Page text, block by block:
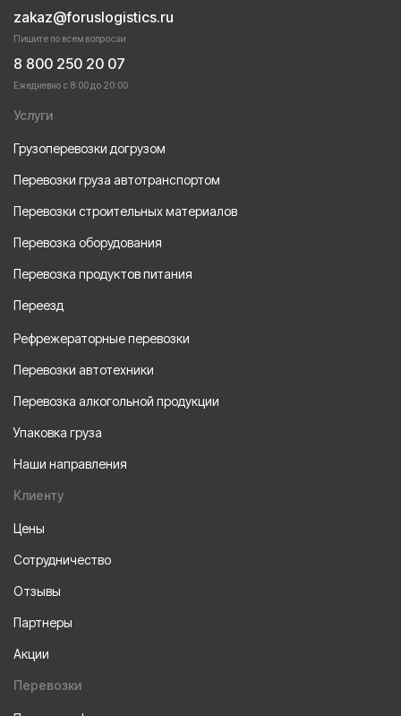
zakaz@foruslogistics.ru
Пишите по всем вопросаи
8 800 250 20 07
Ежедневно с 8:00 до 20:00
Услуги
Грузоперевозки догрузом
Перевозки груза автотранспортом
Перевозки строительных материалов
Перевозка оборудования
Перевозка продуктов питания
Переезд
Рефрежераторные перевозки
Перевозки автотехники
Перевозка алкогольной продукции
Упаковка груза
Наши направления
Клиенту
Цены
Сотрудничество
Отзывы
Партнеры
Акции
Перевозки